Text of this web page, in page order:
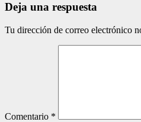
Deja una respuesta
Tu dirección de correo electrónico
Comentario *